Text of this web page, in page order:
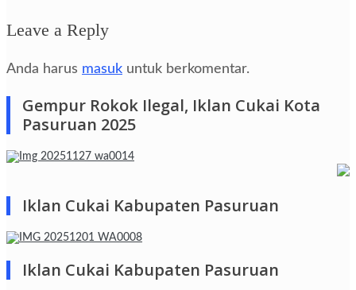
Leave a Reply
Anda harus masuk untuk berkomentar.
Gempur Rokok Ilegal, Iklan Cukai Kota
Pasuruan 2025
Iklan Cukai Kabupaten Pasuruan
Iklan Cukai Kabupaten Pasuruan